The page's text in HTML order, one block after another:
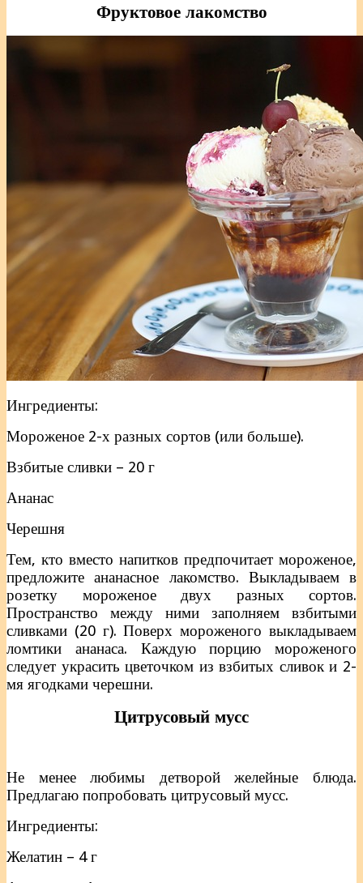
Фруктовое лакомство
Ингредиенты:
Мороженое 2-х разных сортов (или больше).
Взбитые сливки – 20 г
Ананас
Черешня
Тем, кто вместо напитков предпочитает мороженое,
предложите ананасное лакомство. Выкладываем в
розетку мороженое двух разных сортов.
Пространство между ними заполняем взбитыми
сливками (20 г). Поверх мороженого выкладываем
ломтики ананаса. Каждую порцию мороженого
следует украсить цветочком из взбитых сливок и 2-
мя ягодками черешни.
Цитрусовый мусс
Не менее любимы детворой желейные блюда.
Предлагаю попробовать цитрусовый мусс.
Ингредиенты:
Желатин – 4 г